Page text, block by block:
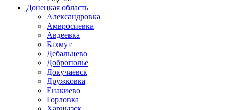
Донецкая область
Александровка
Амвросиевка
Авдеевка
Бахмут
Дебальцево
Доброполье
Докучаевск
Дружковка
Енакиево
Горловка